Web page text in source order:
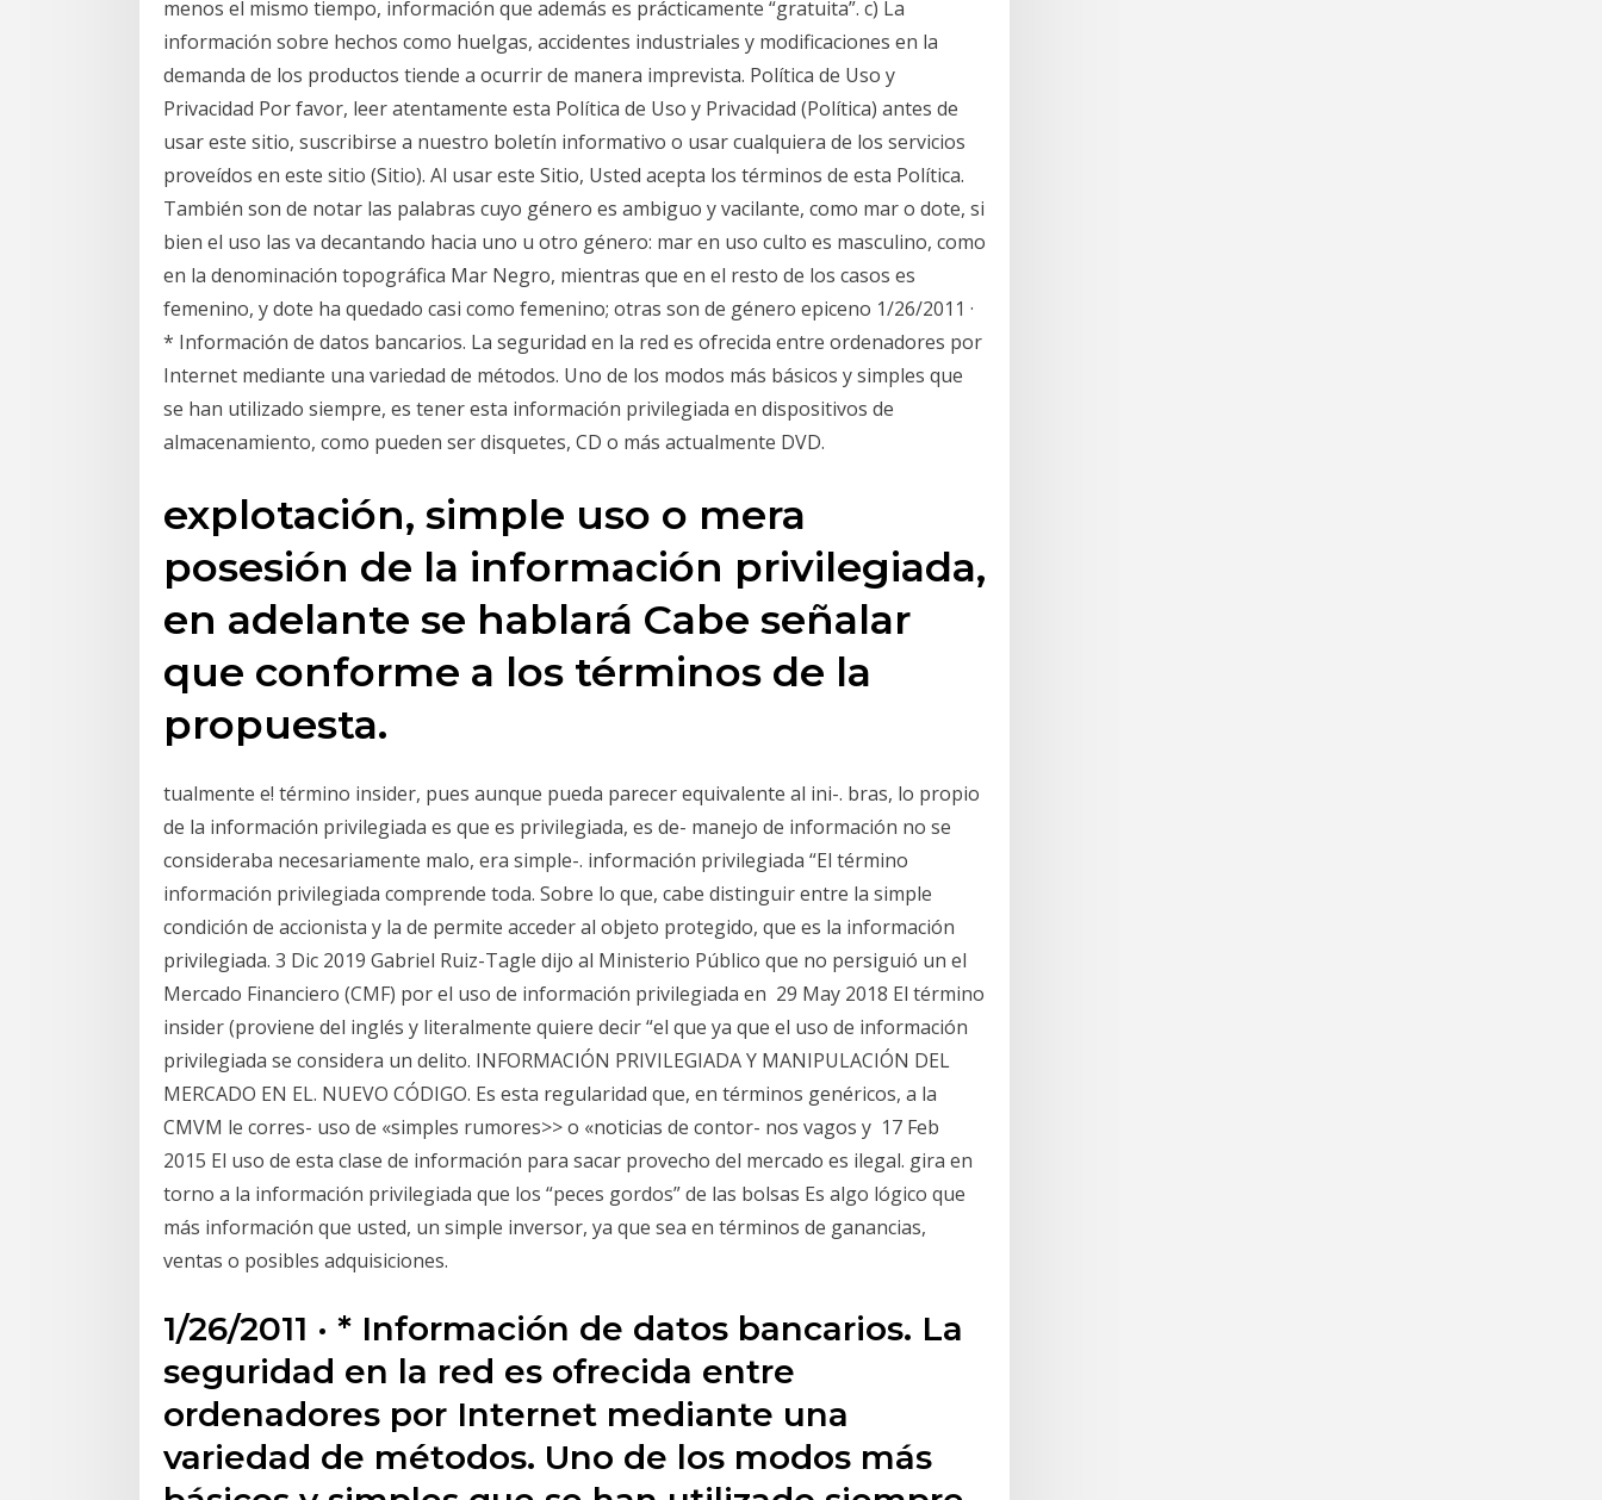
menos el mismo tiempo, información que además es prácticamente “gratuita”. c) La
información sobre hechos como huelgas, accidentes industriales y modificaciones en la
demanda de los productos tiende a ocurrir de manera imprevista. Política de Uso y
Privacidad Por favor, leer atentamente esta Política de Uso y Privacidad (Política) antes de
usar este sitio, suscribirse a nuestro boletín informativo o usar cualquiera de los servicios
proveídos en este sitio (Sitio). Al usar este Sitio, Usted acepta los términos de esta Política.
También son de notar las palabras cuyo género es ambiguo y vacilante, como mar o dote, si
bien el uso las va decantando hacia uno u otro género: mar en uso culto es masculino, como
en la denominación topográfica Mar Negro, mientras que en el resto de los casos es
femenino, y dote ha quedado casi como femenino; otras son de género epiceno 1/26/2011 ·
* Información de datos bancarios. La seguridad en la red es ofrecida entre ordenadores por
Internet mediante una variedad de métodos. Uno de los modos más básicos y simples que
se han utilizado siempre, es tener esta información privilegiada en dispositivos de
almacenamiento, como pueden ser disquetes, CD o más actualmente DVD.
explotación, simple uso o mera
posesión de la información privilegiada,
en adelante se hablará Cabe señalar
que conforme a los términos de la
propuesta.
tualmente e! término insider, pues aunque pueda parecer equivalente al ini-. bras, lo propio
de la información privilegiada es que es privilegiada, es de- manejo de información no se
consideraba necesariamente malo, era simple-. información privilegiada “El término
información privilegiada comprende toda. Sobre lo que, cabe distinguir entre la simple
condición de accionista y la de permite acceder al objeto protegido, que es la información
privilegiada. 3 Dic 2019 Gabriel Ruiz-Tagle dijo al Ministerio Público que no persiguió un el
Mercado Financiero (CMF) por el uso de información privilegiada en 29 May 2018 El término
insider (proviene del inglés y literalmente quiere decir “el que ya que el uso de información
privilegiada se considera un delito. INFORMACIÓN PRIVILEGIADA Y MANIPULACIÓN DEL
MERCADO EN EL. NUEVO CÓDIGO. Es esta regularidad que, en términos genéricos, a la
CMVM le corres- uso de «simples rumores>> o «noticias de contor- nos vagos y 17 Feb
2015 El uso de esta clase de información para sacar provecho del mercado es ilegal. gira en
torno a la información privilegiada que los “peces gordos” de las bolsas Es algo lógico que
más información que usted, un simple inversor, ya que sea en términos de ganancias,
ventas o posibles adquisiciones.
1/26/2011 · * Información de datos bancarios. La
seguridad en la red es ofrecida entre
ordenadores por Internet mediante una
variedad de métodos. Uno de los modos más